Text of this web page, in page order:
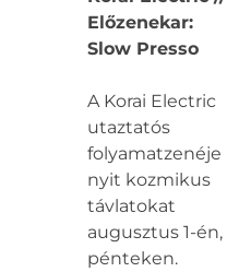
Előzenekar:
Slow Presso
A Korai Electric
utaztatós
folyamatzenéje
nyit kozmikus
távlatokat
augusztus 1-én,
pénteken.